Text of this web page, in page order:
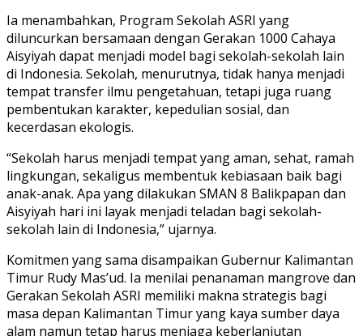
Ia menambahkan, Program Sekolah ASRI yang
diluncurkan bersamaan dengan Gerakan 1000 Cahaya
Aisyiyah dapat menjadi model bagi sekolah-sekolah lain
di Indonesia. Sekolah, menurutnya, tidak hanya menjadi
tempat transfer ilmu pengetahuan, tetapi juga ruang
pembentukan karakter, kepedulian sosial, dan
kecerdasan ekologis.
“Sekolah harus menjadi tempat yang aman, sehat, ramah
lingkungan, sekaligus membentuk kebiasaan baik bagi
anak-anak. Apa yang dilakukan SMAN 8 Balikpapan dan
Aisyiyah hari ini layak menjadi teladan bagi sekolah-
sekolah lain di Indonesia,” ujarnya.
Komitmen yang sama disampaikan Gubernur Kalimantan
Timur Rudy Mas’ud. Ia menilai penanaman mangrove dan
Gerakan Sekolah ASRI memiliki makna strategis bagi
masa depan Kalimantan Timur yang kaya sumber daya
alam namun tetap harus menjaga keberlanjutan